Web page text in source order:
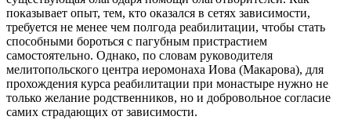
показывает опыт, тем, кто оказался в сетях зависимости,
требуется не менее чем полгода реабилитации, чтобы стать
способными бороться с пагубным пристрастием
самостоятельно. Однако, по словам руководителя
мелитопольского центра иеромонаха Иова (Макарова), для
прохождения курса реабилитации при монастыре нужно не
только желание родственников, но и добровольное согласие
самих страдающих от зависимости.